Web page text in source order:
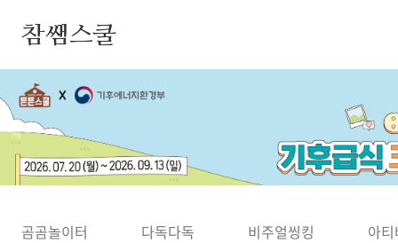
참쌤스쿨
◀
곰곰놀이터 다독다독 비주얼씽킹 아